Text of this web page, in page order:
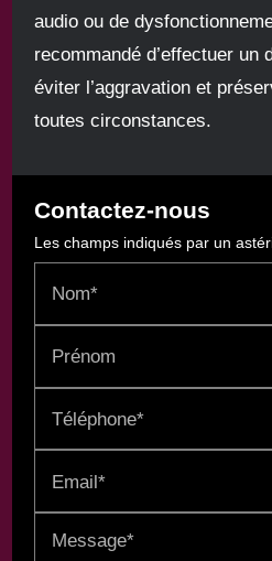
audio ou de
recommandé d’effectuer un
éviter l’aggravation et
toutes circonstances.
Contactez-nous
Les champs indiqués par un
Nom*
Prénom
Téléphone*
Email*
Message*